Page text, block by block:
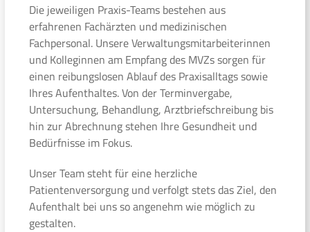
Die jeweiligen Praxis-Teams bestehen aus
erfahrenen Fachärzten und medizinischen
Fachpersonal. Unsere Verwaltungsmitarbeiterinnen
und Kolleginnen am Empfang des MVZs sorgen für
einen reibungslosen Ablauf des Praxisalltags sowie
Ihres Aufenthaltes. Von der Terminvergabe,
Untersuchung, Behandlung, Arztbriefschreibung bis
hin zur Abrechnung stehen Ihre Gesundheit und
Bedürfnisse im Fokus.
Unser Team steht für eine herzliche
Patientenversorgung und verfolgt stets das Ziel, den
Aufenthalt bei uns so angenehm wie möglich zu
gestalten.